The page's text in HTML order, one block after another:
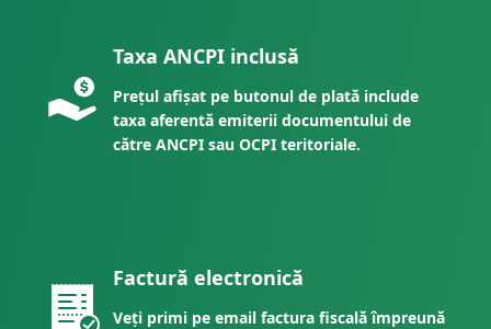
Taxa ANCPI inclusă
Prețul afișat pe butonul de plată include
taxa aferentă emiterii documentului de
către ANCPI sau OCPI teritoriale.
Factură electronică
Veți primi pe email factura fiscală împreună